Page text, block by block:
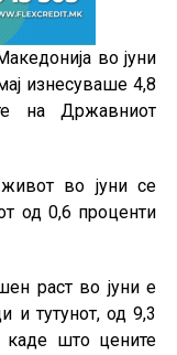
во јуни
изнесуваше 4,8
на Државниот
во јуни се
од 0,6 проценти
раст во јуни е
и тутунот, од 9,3
каде што цените